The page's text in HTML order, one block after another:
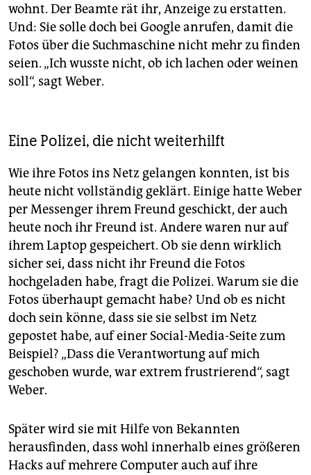
wohnt. Der Beamte rät ihr, Anzeige zu erstatten.
Und: Sie solle doch bei Google anrufen, damit die
Fotos über die Suchmaschine nicht mehr zu finden
seien. „Ich wusste nicht, ob ich lachen oder weinen
soll“, sagt Weber.
Eine Polizei, die nicht weiterhilft
Wie ihre Fotos ins Netz gelangen konnten, ist bis
heute nicht vollständig geklärt. Einige hatte Weber
per Messenger ihrem Freund geschickt, der auch
heute noch ihr Freund ist. Andere waren nur auf
ihrem Laptop gespeichert. Ob sie denn wirklich
sicher sei, dass nicht ihr Freund die Fotos
hochgeladen habe, fragt die Polizei. Warum sie die
Fotos überhaupt gemacht habe? Und ob es nicht
doch sein könne, dass sie sie selbst im Netz
gepostet habe, auf einer Social-Media-Seite zum
Beispiel? „Dass die Verantwortung auf mich
geschoben wurde, war extrem frustrierend“, sagt
Weber.
Später wird sie mit Hilfe von Bekannten
herausfinden, dass wohl innerhalb eines größeren
Hacks auf mehrere Computer auch auf ihre